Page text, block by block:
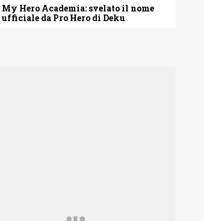
My Hero Academia: svelato il nome
ufficiale da Pro Hero di Deku